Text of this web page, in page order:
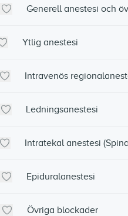
Generell anestesi och
Ytlig anestesi
Intravenös
Ledningsanestesi
Intratekal anestesi
Epiduralanestesi
Övriga blockader